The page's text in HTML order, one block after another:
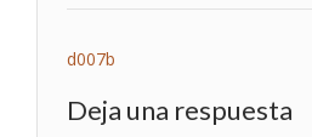
Navegación
de
d007b
Deja una respuesta